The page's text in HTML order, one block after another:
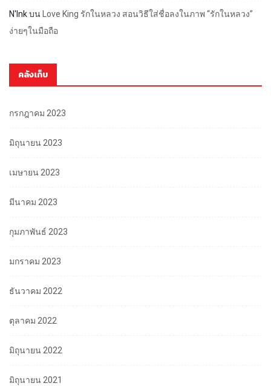
N'Inkบน
Love King รักในหลวง สอนวิธีใส่ชื่อลงในภาพ “รักในหลวง”
ง่ายๆในมือถือ
คลังเก็บ
กรกฎาคม 2023
มิถุนายน 2023
เมษายน 2023
มีนาคม 2023
กุมภาพันธ์ 2023
มกราคม 2023
ธันวาคม 2022
ตุลาคม 2022
มิถุนายน 2022
มิถุนายน 2021